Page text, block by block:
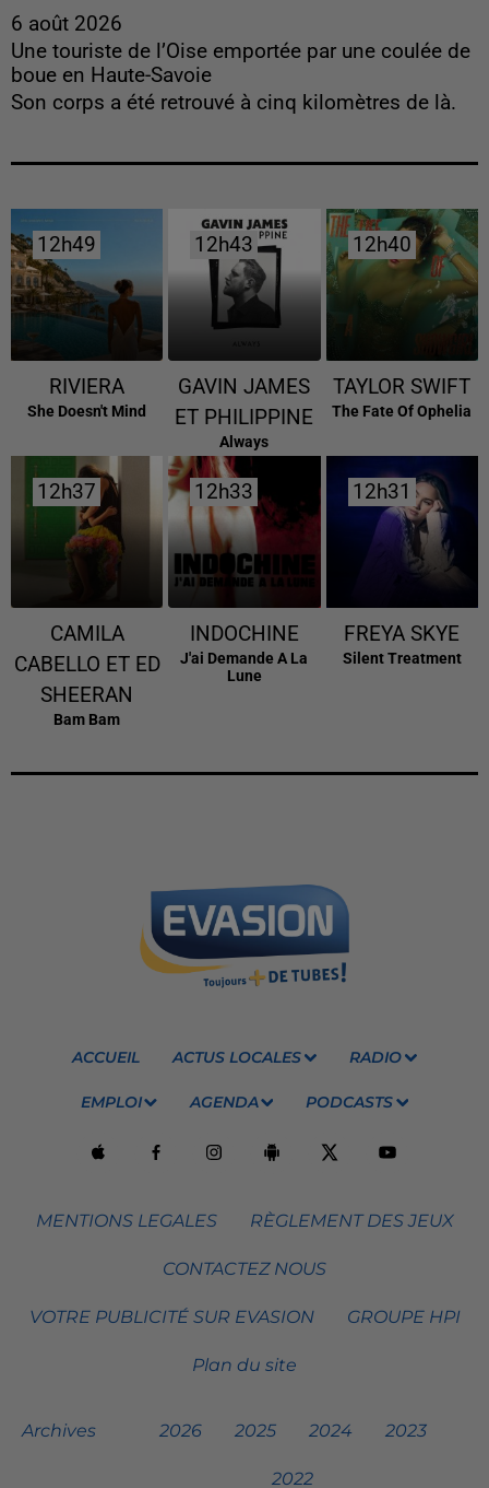
6 août 2026
Une touriste de l’Oise emportée par une coulée de
boue en Haute-Savoie
Son corps a été retrouvé à cinq kilomètres de là.
12h49
12h49
RIVIERA
She Doesn't Mind
12h43
12h43
GAVIN JAMES
ET PHILIPPINE
Always
12h40
12h40
TAYLOR SWIFT
The Fate Of Ophelia
12h37
12h37
CAMILA
CABELLO ET ED
SHEERAN
Bam Bam
12h33
12h33
INDOCHINE
J'ai Demande A La
Lune
12h31
12h31
FREYA SKYE
Silent Treatment
ACCUEIL ACTUS LOCALES RADIO
EMPLOI AGENDA PODCASTS
MENTIONS LEGALES RÈGLEMENT DES JEUX
CONTACTEZ NOUS
VOTRE PUBLICITÉ SUR EVASION GROUPE HPI
Plan du site
Archives 2026 2025 2024 2023
2022